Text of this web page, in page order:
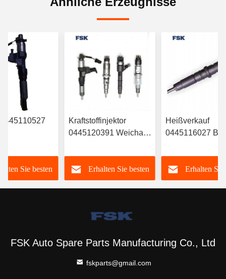
Sie besten
Kraftstoffinjektor
0445120391 Weichai
612630090055
Langlebig FSKG
Erhalten Sie besten
Heißverkauf
0445116027
6420701287 Für
Mercedes
A6420701287
Erhalten Sie
FSK Auto Spare Parts Manufacturing Co., Ltd
fskparts@gmail.com